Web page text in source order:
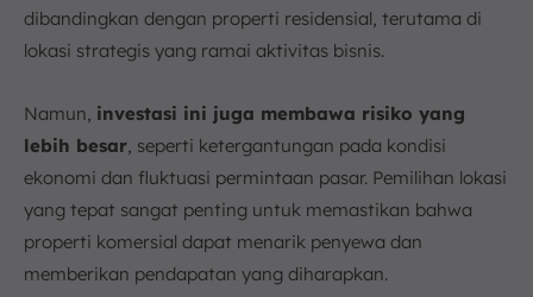
dibandingkan dengan properti residensial, terutama di
lokasi strategis yang ramai aktivitas bisnis.
Namun, investasi ini juga membawa risiko yang
lebih besar , seperti ketergantungan pada kondisi
ekonomi dan fluktuasi permintaan pasar. Pemilihan lokasi
yang tepat sangat penting untuk memastikan bahwa
properti komersial dapat menarik penyewa dan
memberikan pendapatan yang diharapkan.